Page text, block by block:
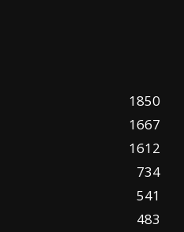
1850
1667
1612
734
541
483